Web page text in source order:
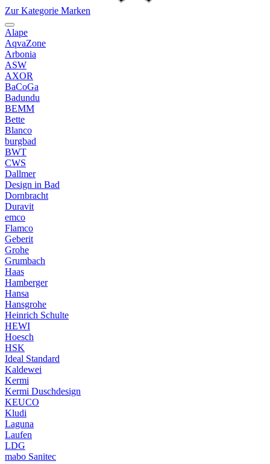
Zur Kategorie Marken
Alape
AqvaZone
Arbonia
ASW
AXOR
BaCoGa
Badundu
BEMM
Bette
Blanco
burgbad
BWT
CWS
Dallmer
Design in Bad
Dornbracht
Duravit
emco
Flamco
Geberit
Grohe
Grumbach
Haas
Hamberger
Hansa
Hansgrohe
Heinrich Schulte
HEWI
Hoesch
HSK
Ideal Standard
Kaldewei
Kermi
Kermi Duschdesign
KEUCO
Kludi
Laguna
Laufen
LDG
mabo Sanitec